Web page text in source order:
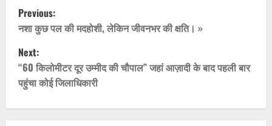
P
o
s
t
n
Previous:
नशा कुछ पल की मदहोशी, लेकिन जीवनभर की क्षति। »
Next:
“60 किलोमीटर दूर उम्मीद की चौपाल” जहां आज़ादी के बाद पहली बार
पहुंचा कोई जिलाधिकारी